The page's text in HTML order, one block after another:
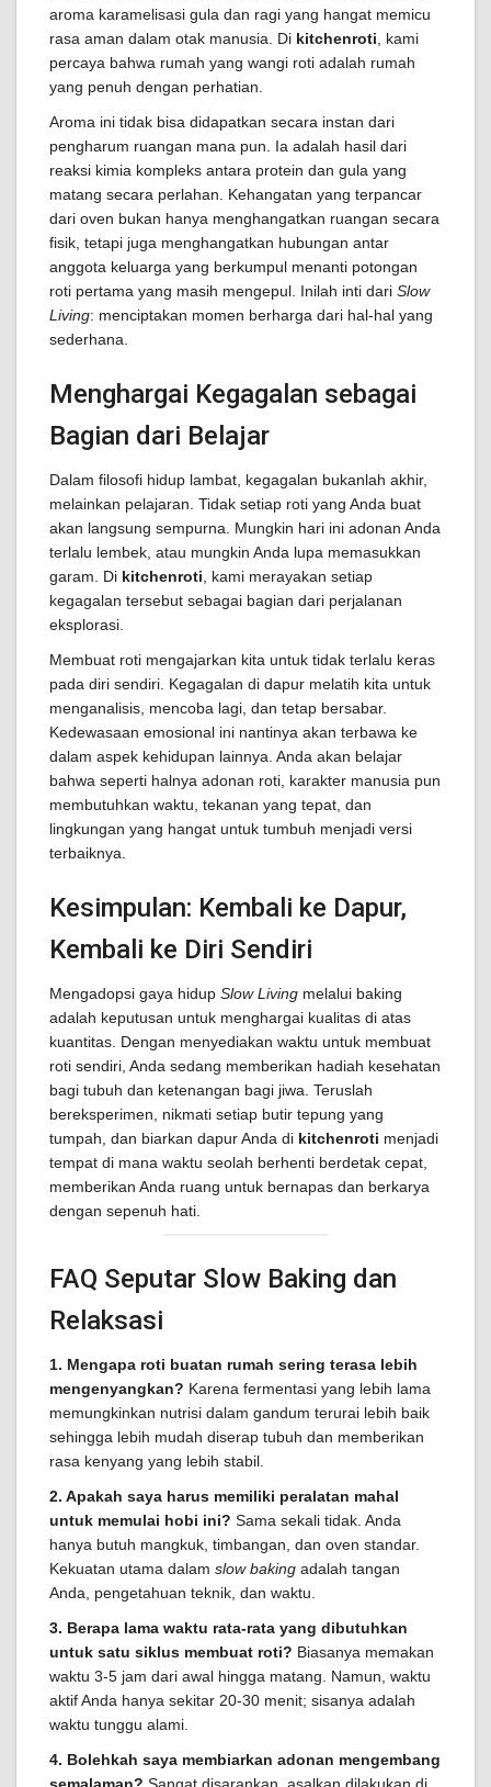
aroma karamelisasi gula dan ragi yang hangat memicu
rasa aman dalam otak manusia. Di kitchenroti , kami
percaya bahwa rumah yang wangi roti adalah rumah
yang penuh dengan perhatian.
Aroma ini tidak bisa didapatkan secara instan dari
pengharum ruangan mana pun. Ia adalah hasil dari
reaksi kimia kompleks antara protein dan gula yang
matang secara perlahan. Kehangatan yang terpancar
dari oven bukan hanya menghangatkan ruangan secara
fisik, tetapi juga menghangatkan hubungan antar
anggota keluarga yang berkumpul menanti potongan
roti pertama yang masih mengepul. Inilah inti dari Slow
Living: menciptakan momen berharga dari hal-hal yang
sederhana.
Menghargai Kegagalan sebagai
Bagian dari Belajar
Dalam filosofi hidup lambat, kegagalan bukanlah akhir,
melainkan pelajaran. Tidak setiap roti yang Anda buat
akan langsung sempurna. Mungkin hari ini adonan Anda
terlalu lembek, atau mungkin Anda lupa memasukkan
garam. Di kitchenroti , kami merayakan setiap
kegagalan tersebut sebagai bagian dari perjalanan
eksplorasi.
Membuat roti mengajarkan kita untuk tidak terlalu keras
pada diri sendiri. Kegagalan di dapur melatih kita untuk
menganalisis, mencoba lagi, dan tetap bersabar.
Kedewasaan emosional ini nantinya akan terbawa ke
dalam aspek kehidupan lainnya. Anda akan belajar
bahwa seperti halnya adonan roti, karakter manusia pun
membutuhkan waktu, tekanan yang tepat, dan
lingkungan yang hangat untuk tumbuh menjadi versi
terbaiknya.
Kesimpulan: Kembali ke Dapur,
Kembali ke Diri Sendiri
Mengadopsi gaya hidup Slow Living melalui baking
adalah keputusan untuk menghargai kualitas di atas
kuantitas. Dengan menyediakan waktu untuk membuat
roti sendiri, Anda sedang memberikan hadiah kesehatan
bagi tubuh dan ketenangan bagi jiwa. Teruslah
bereksperimen, nikmati setiap butir tepung yang
tumpah, dan biarkan dapur Anda di kitchenroti menjadi
tempat di mana waktu seolah berhenti berdetak cepat,
memberikan Anda ruang untuk bernapas dan berkarya
dengan sepenuh hati.
FAQ Seputar Slow Baking dan
Relaksasi
1. Mengapa roti buatan rumah sering terasa lebih
mengenyangkan? Karena fermentasi yang lebih lama
memungkinkan nutrisi dalam gandum terurai lebih baik
sehingga lebih mudah diserap tubuh dan memberikan
rasa kenyang yang lebih stabil.
2. Apakah saya harus memiliki peralatan mahal
untuk memulai hobi ini? Sama sekali tidak. Anda
hanya butuh mangkuk, timbangan, dan oven standar.
Kekuatan utama dalam slow baking adalah tangan
Anda, pengetahuan teknik, dan waktu.
3. Berapa lama waktu rata-rata yang dibutuhkan
untuk satu siklus membuat roti? Biasanya memakan
waktu 3-5 jam dari awal hingga matang. Namun, waktu
aktif Anda hanya sekitar 20-30 menit; sisanya adalah
waktu tunggu alami.
4. Bolehkah saya membiarkan adonan mengembang